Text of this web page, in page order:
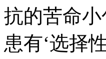
抗的苦命
患有‘选择